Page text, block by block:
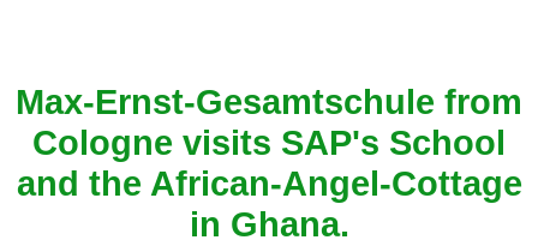
Max-Ernst-Gesamtschule from
Cologne visits SAP's School
and the African-Angel-Cottage
in Ghana.